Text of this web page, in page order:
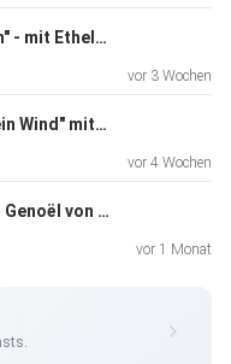
Re-Release: "Unterm Strich" - mit Ethel Matala
vor 3 Wochen
"Übermorgen geht selten ein Wind" mit Sabine Rinberger
vor 4 Wochen
"Liebe, Tod und Teufel" mit Genoël von Lilienstern
vor 1 Monat